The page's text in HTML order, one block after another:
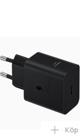
USB-C -
USB-C 45W Köp